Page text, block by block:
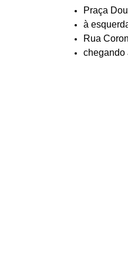
Praça
à
Rua
chegando